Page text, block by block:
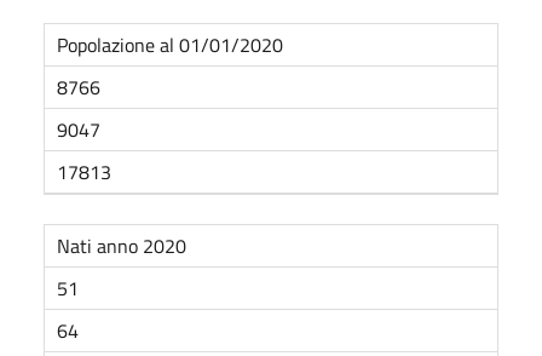
Popolazione al 01/01/2020
8766
9047
17813
Nati anno 2020
51
64